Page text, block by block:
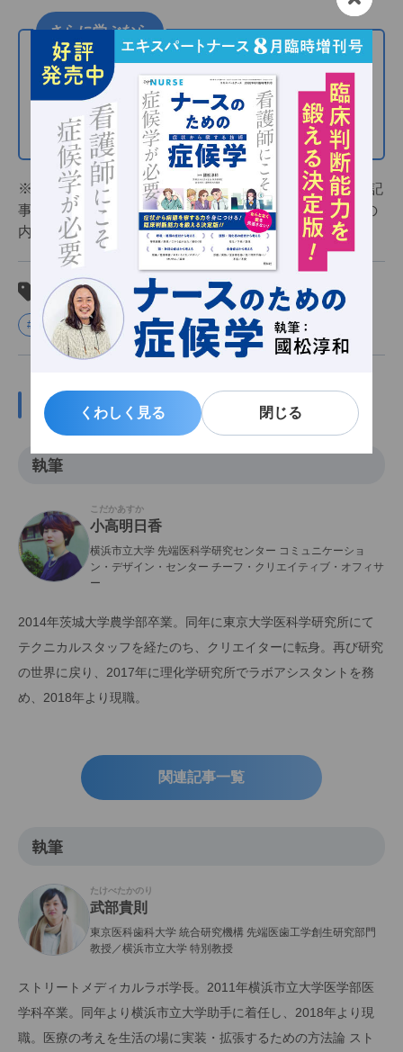
くわしく見る 閉じる
くわしく見る 閉じる
レパレーションツール．
https://y-cdc.org/blog/hospitalrally/
（2024.8.2
アクセス）
さらに学ぶなら
「医療・看護の知っておきたいトピック」の記事一
そのほかの連載記事はこちら
※この記事は『エキスパートナース』2021年11月号の記
事を再構成したものです。当サイト内の文章・画像等の
内容の無断転載および複製等の行為を禁じます。
関連タグ
#コミュニケーション
この記事の関係者
執筆
こだかあすか
小高明日香
横浜市立大学 先端医科学研究センター コミュニケーショ
ン・デザイン・センター チーフ・クリエイティブ・オフィサ
ー
2014年茨城大学農学部卒業。同年に東京大学医科学研究所にて
テクニカルスタッフを経たのち、クリエイターに転身。再び研究
の世界に戻り、2017年に理化学研究所でラボアシスタントを務
め、2018年より現職。
関連記事一覧
執筆
たけべたかのり
武部貴則
東京医科歯科大学 統合研究機構 先端医歯工学創生研究部門
教授／横浜市立大学 特別教授
ストリートメディカルラボ学長。2011年横浜市立大学医学部医
学科卒業。同年より横浜市立大学助手に着任し、2018年より現
職。医療の考えを生活の場に実装・拡張するための方法論 スト